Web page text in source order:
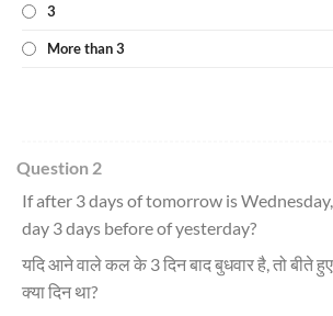
3
More than 3
Question 2
If after 3 days of tomorrow is
day 3 days before of yesterday?
यदि आने वाले कल के 3 दिन बाद बुधवार है, तो बीते
क्या दिन था?